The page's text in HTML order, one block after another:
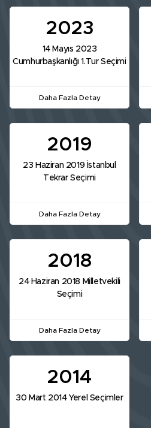
2023
14 Mayıs 2023
Cumhurbaşkanlığı 1.Tur Seçimi
Daha Fazla Detay
2019
23 Haziran 2019 İstanbul
Tekrar Seçimi
Daha Fazla Detay
2018
24 Haziran 2018 Milletvekili
Seçimi
Daha Fazla Detay
2014
30 Mart 2014 Yerel Seçimler